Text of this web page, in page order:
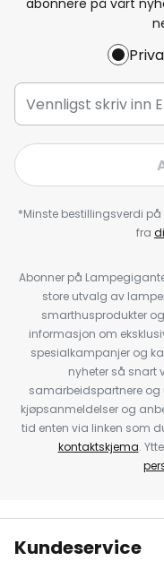
*Minste bestillingsverdi på
fra
Abonner på
store utvalg av
smarthusprodukter
informasjon om
spesialkampanjer og
nyheter så snart
samarbeidspartnere og
kjøpsanmeldelser og
tid enten via linken som
kontaktskjema.
Kundeservice